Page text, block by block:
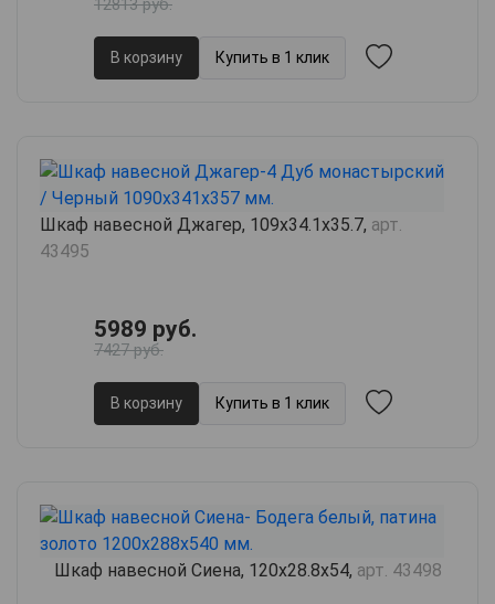
12813 руб.
В корзину Купить в 1 клик
Шкаф навесной Джагер, 109х34.1х35.7, арт.
43495
5989 руб.
7427 руб.
В корзину Купить в 1 клик
Шкаф навесной Сиена, 120х28.8х54, арт. 43498